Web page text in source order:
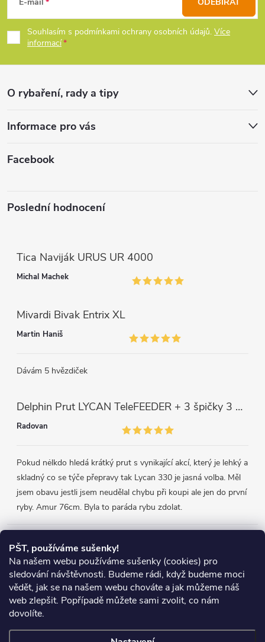
PŠT, používáme sušenky!
Na našem webu používáme sušenky (cookies) pro
sledování návštěvnosti. Budeme rádi, když budeme moci
vědět, jak se na našem webu chováte a jak můžeme náš
web zlepšit. Popřípadě můžete sami zvolit, co nám
dovolíte.
í
p
r
v
y
v
p
s
u
p
a
E-mail
Souhlasím s podmínkami ochrany osobních údajů. Více
informací
ODEBÍRAT
O rybaření, rady a tipy
Informace pro vás
Facebook
Poslední hodnocení
Tica Naviják URUS UR 4000
Michal Machek
Mivardi Bivak Entrix XL
Martin Haniš
Dávám 5 hvězdiček
Delphin Prut LYCAN TeleFEEDER + 3 špičky 3 m, 80 g
Radovan
Pokud nėlkdo hledá krátký prut s vynikající akcí, který je lehký a
skladný co se týče přepravy tak Lycan 330 je jasná volba. Měl
jsem obavu jestli jsem neudělal chybu při koupi ale jen do první
ryby. Amur 76cm. Byla to paráda rybu zdolat.
Přijímáme online platby
Heureka.cz Obchodní podmínky
Reklamace